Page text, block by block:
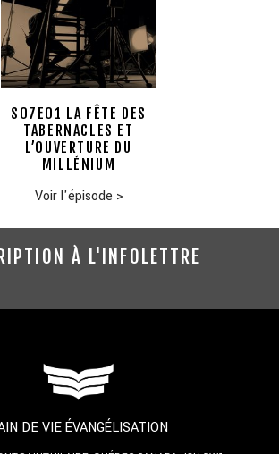
S07E01 LA FÊTE DES
TABERNACLES ET
L’OUVERTURE DU
MILLÉNIUM
Voir l'épisode >
À L'INFOLETTRE
DE VIE ÉVANGÉLISATION